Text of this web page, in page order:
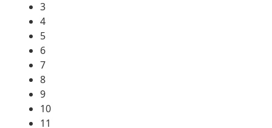
3
4
5
6
7
8
9
10
11